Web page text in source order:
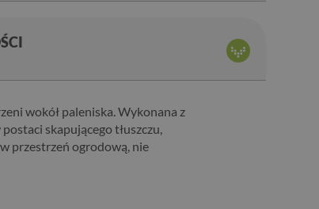
wokół paleniska. Wykonana z
skapującego tłuszczu,
przestrzeń ogrodową, nie